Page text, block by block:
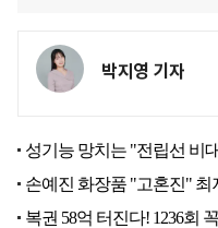
박지영 기자